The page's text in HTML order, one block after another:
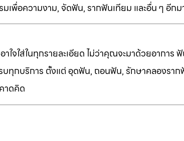
เพื่อความงาม, จัดฟัน, รากฟันเทียม และอื่น ๆ อีก
ใจใส่ในทุกรายละเอียด ไม่ว่าคุณจะมาด้วยอาการ
ทุกบริการ ตั้งแต่ อุดฟัน, ถอนฟัน, รักษาคลองรา
าดคิด